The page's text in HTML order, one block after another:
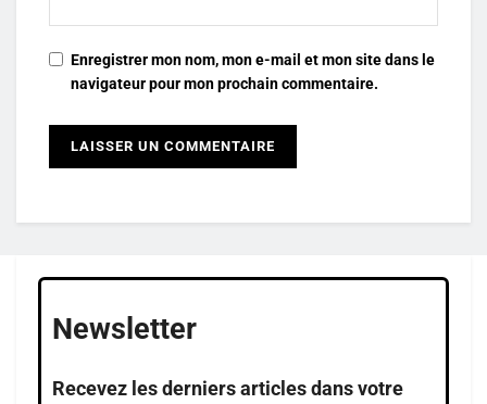
Enregistrer mon nom, mon e-mail et mon site dans le
navigateur pour mon prochain commentaire.
Newsletter
Recevez les derniers articles dans votre